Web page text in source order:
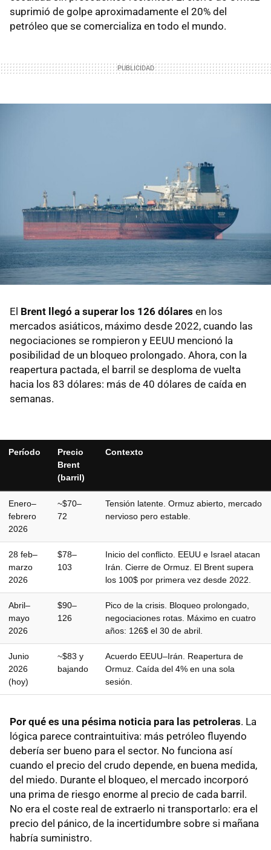
suprimió de golpe aproximadamente el 20% del
petróleo que se comercializa en todo el mundo.
El Brent llegó a superar los 126 dólares en los
mercados asiáticos, máximo desde 2022, cuando las
negociaciones se rompieron y EEUU mencionó la
posibilidad de un bloqueo prolongado. Ahora, con la
reapertura pactada, el barril se desploma de vuelta
hacia los 83 dólares: más de 40 dólares de caída en
semanas.
Período
Precio
Brent
(barril)
Contexto
Enero–
febrero
2026
~$70–
72
Tensión latente. Ormuz abierto, mercado
nervioso pero estable.
28 feb–
marzo
2026
$78–
103
Inicio del conflicto. EEUU e Israel atacan
Irán. Cierre de Ormuz. El Brent supera
los 100$ por primera vez desde 2022.
Abril–
mayo
2026
$90–
126
Pico de la crisis. Bloqueo prolongado,
negociaciones rotas. Máximo en cuatro
años: 126$ el 30 de abril.
Junio
2026
(hoy)
~$83 y
bajando
Acuerdo EEUU–Irán. Reapertura de
Ormuz. Caída del 4% en una sola
sesión.
Por qué es una pésima noticia para las petroleras. La
lógica parece contraintuitiva: más petróleo fluyendo
debería ser bueno para el sector. No funciona así
cuando el precio del crudo depende, en buena medida,
del miedo. Durante el bloqueo, el mercado incorporó
una prima de riesgo enorme al precio de cada barril.
No era el coste real de extraerlo ni transportarlo: era el
precio del pánico, de la incertidumbre sobre si mañana
habría suministro.